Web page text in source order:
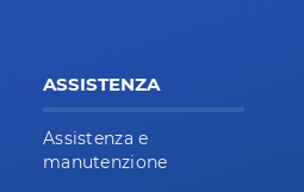
ASSISTENZA
Assistenza e
manutenzione